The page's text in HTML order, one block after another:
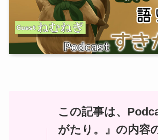
この記事は、
がたり。』の内容